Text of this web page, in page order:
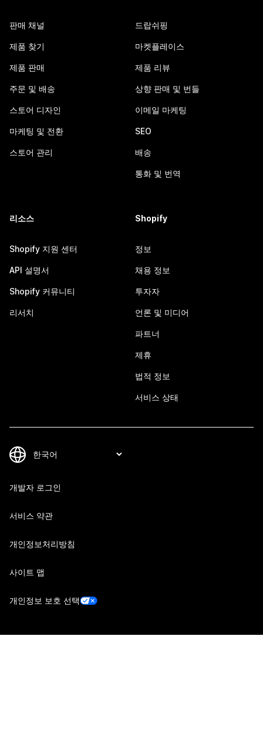
판매 채널
제품 찾기
제품 판매
주문 및 배송
스토어 디자인
마케팅 및 전환
스토어 관리
드랍쉬핑
마켓플레이스
제품 리뷰
상향 판매 및 번들
이메일 마케팅
SEO
배송
통화 및 번역
리소스
Shopify 지원 센터
API 설명서
Shopify 커뮤니티
리서치
Shopify
정보
채용 정보
투자자
언론 및 미디어
파트너
제휴
법적 정보
서비스 상태
개발자 로그인
서비스 약관
개인정보처리방침
사이트 맵
개인정보 보호 선택